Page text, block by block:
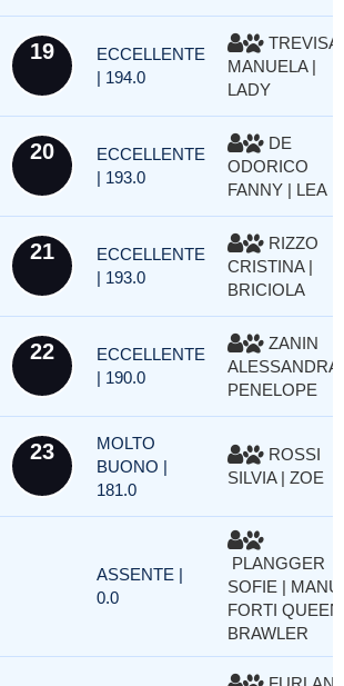
19
ECCELLENTE
| 194.0
MANUELA |
LADY
20
ECCELLENTE
| 193.0
DE
ODORICO
FANNY | LEA
21
ECCELLENTE
| 193.0
RIZZO
CRISTINA |
BRICIOLA
22
ECCELLENTE
| 190.0
ZANIN
ALESSANDRA
PENELOPE
23
MOLTO
BUONO |
181.0
ROSSI
SILVIA | ZOE
ASSENTE |
0.0
PLANGGER
SOFIE | MANU
FORTI QUEEN
BRAWLER